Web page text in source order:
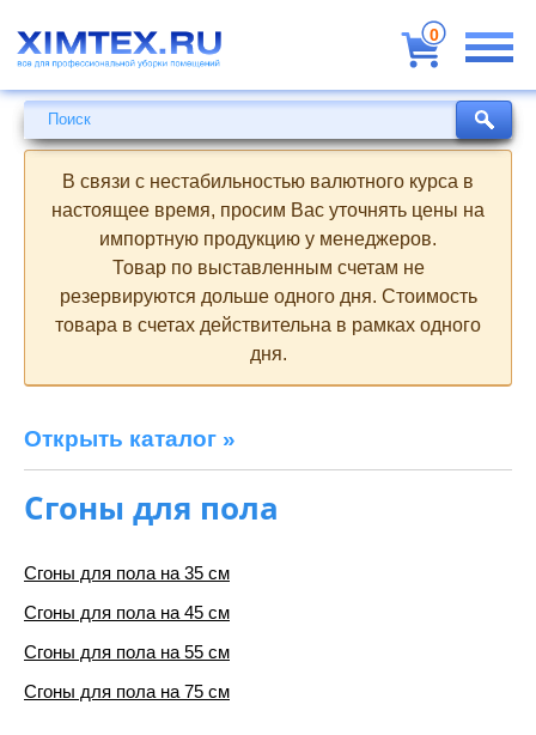
для
профессиональной
уборки
помещений
Поиск
В связи с нестабильностью валютного курса в
настоящее время, просим Вас уточнять цены на
импортную продукцию у менеджеров.
Товар по выставленным счетам не
резервируются дольше одного дня. Стоимость
товара в счетах действительна в рамках одного
дня.
Открыть каталог »
Сгоны для пола
Сгоны для пола на 35 см
Сгоны для пола на 45 см
Сгоны для пола на 55 см
Сгоны для пола на 75 см
Поиск
0